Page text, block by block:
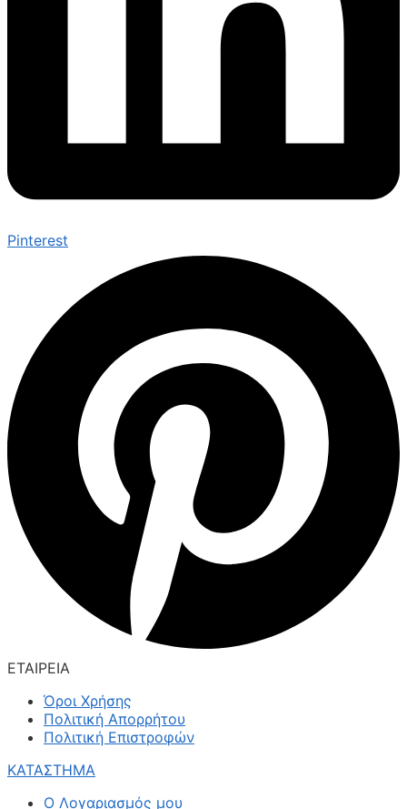
Pinterest
ΕΤΑΙΡΕΙΑ
Όροι Χρήσης
Πολιτική Απορρήτου
Πολιτική Επιστροφών
ΚΑΤΑΣΤΗΜΑ
Ο Λογαριασμός μου